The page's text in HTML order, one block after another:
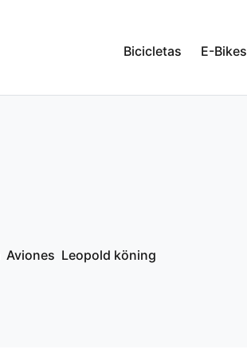
Bicicletas E-Bikes
Aviones Leopold köning